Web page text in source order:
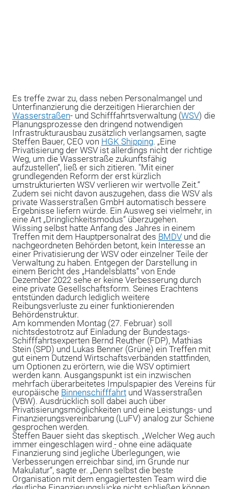
Es treffe zwar zu, dass neben Personalmangel und
Unterfinanzierung die derzeitigen Hierarchien der
Wasserstraßen- und Schifffahrtsverwaltung (WSV) die
Planungsprozesse den dringend notwendigen
Infrastrukturausbau zusätzlich verlangsamen, sagte
Steffen Bauer, CEO von HGK Shipping. „Eine
Privatisierung der WSV ist allerdings nicht der richtige
Weg, um die Wasserstraße zukunftsfähig
aufzustellen“, ließ er sich zitieren. "Mit einer
grundlegenden Reform der erst kürzlich
umstrukturierten WSV verlieren wir wertvolle Zeit.“
Zudem sei nicht davon auszugehen, dass die WSV als
private Wasserstraßen GmbH automatisch bessere
Ergebnisse liefern würde. Ein Ausweg sei vielmehr, in
eine Art „Dringlichkeitsmodus“ überzugehen.
Wissing selbst hatte Anfang des Jahres in einem
Treffen mit dem Hauptpersonalrat des BMDVund die
nachgeordneten Behörden betont, kein Interesse an
einer Privatisierung der WSV oder einzelner Teile der
Verwaltung zu haben. Entgegen der Darstellung in
einem Bericht des „Handelsblatts“ von Ende
Dezember 2022 sehe er keine Verbesserung durch
eine private Gesellschaftsform. Seines Erachtens
entstünden dadurch lediglich weitere
Reibungsverluste zu einer funktionierenden
Behördenstruktur.
Am kommenden Montag (27. Februar) soll
nichtsdestotrotz auf Einladung der Bundestags-
Schifffahrtsexperten Bernd Reuther (FDP), Mathias
Stein (SPD) und Lukas Benner (Grüne) ein Treffen mit
gut einem Dutzend Wirtschaftsverbänden stattfinden,
um Optionen zu erörtern, wie die WSV optimiert
werden kann. Ausgangspunkt ist ein inzwischen
mehrfach überarbeitetes Impulspapier des Vereins für
europäische Binnenschifffahrtund Wasserstraßen
(VBW). Ausdrücklich soll dabei auch über
Privatisierungsmöglichkeiten und eine Leistungs- und
Finanzierungsvereinbarung (LuFV) analog zur Schiene
gesprochen werden.
Steffen Bauer sieht das skeptisch. „Welcher Weg auch
immer eingeschlagen wird - ohne eine adäquate
Finanzierung sind jegliche Überlegungen, wie
Verbesserungen erreichbar sind, im Grunde nur
Makulatur“, sagte er. „Denn selbst die beste
Organisation mit dem engagiertesten Team wird die